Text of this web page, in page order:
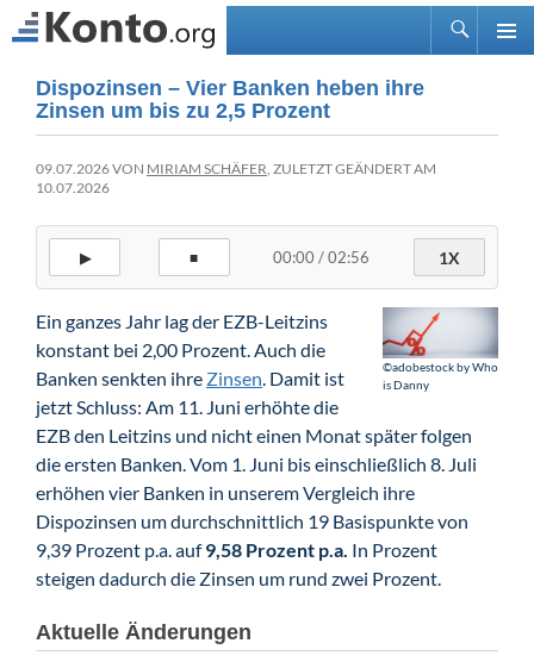
Suchen
Inhalt
Dispozinsen – Vier Banken heben ihre
Zinsen um bis zu 2,5 Prozent
09.07.2026 VON MIRIAM SCHÄFER, ZULETZT GEÄNDERT AM
10.07.2026
▶ ■ 00:00 / 02:56 1X
©adobestock by Who
is Danny
Ein ganzes Jahr lag der EZB-Leitzins
konstant bei 2,00 Prozent. Auch die
Banken senkten ihre Zinsen. Damit ist
jetzt Schluss: Am 11. Juni erhöhte die
EZB den Leitzins und nicht einen Monat später folgen
die ersten Banken. Vom 1. Juni bis einschließlich 8. Juli
erhöhen vier Banken in unserem Vergleich ihre
Dispozinsen um durchschnittlich 19 Basispunkte von
9,39 Prozent p.a. auf9,58 Prozent p.a. In Prozent
steigen dadurch die Zinsen um rund zwei Prozent.
Aktuelle Änderungen